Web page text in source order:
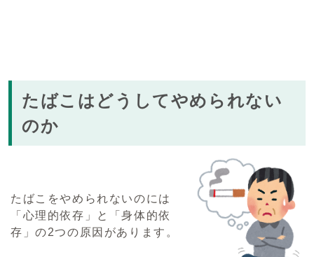
たばこはどうしてやめられない
のか
たばこをやめられないのには
「心理的依存」と「身体的依
存」の2つの原因があります。